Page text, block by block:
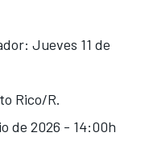
Jueves 11 de
Rico/R.
de 2026 - 14:00h